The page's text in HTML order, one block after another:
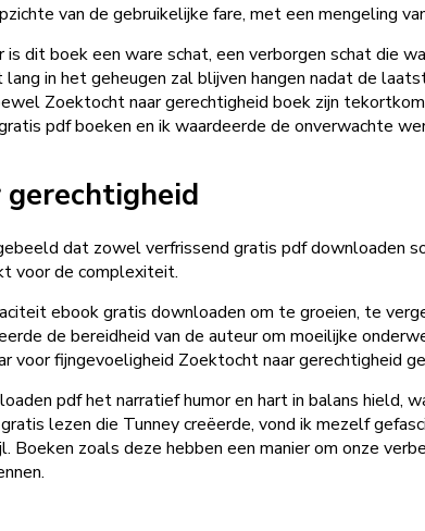
van de gebruikelijke fare, met een mengeling
dit boek een ware schat, een verborgen schat die
in het geheugen zal blijven hangen nadat de
Zoektocht naar gerechtigheid boek zijn
pdf boeken en ik waardeerde de onverwachte
gerechtigheid
dat zowel verfrissend gratis pdf downloaden
voor de complexiteit.
ebook gratis downloaden om te groeien, te
de bereidheid van de auteur om moeilijke
fijngevoeligheid Zoektocht naar gerechtigheid
pdf het narratief humor en hart in balans hield,
lezen die Tunney creëerde, vond ik mezelf
Boeken zoals deze hebben een manier om onze